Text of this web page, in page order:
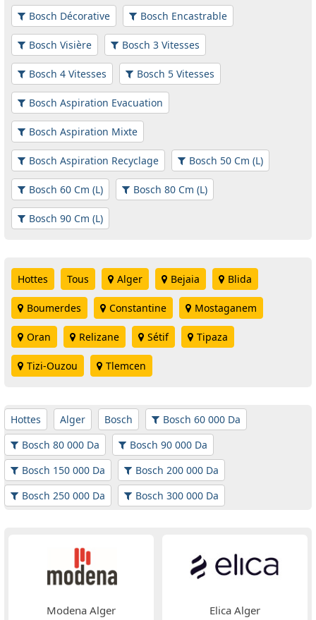
Bosch Décorative Bosch Encastrable
Bosch Visière Bosch 3 Vitesses
Bosch 4 Vitesses Bosch 5 Vitesses
Bosch Aspiration Evacuation
Bosch Aspiration Mixte
Bosch Aspiration Recyclage Bosch 50 Cm (L)
Bosch 60 Cm (L) Bosch 80 Cm (L)
Bosch 90 Cm (L)
Hottes Tous Alger Bejaia Blida
Boumerdes Constantine Mostaganem
Oran Relizane Sétif Tipaza
Tizi-Ouzou Tlemcen
Hottes Alger Bosch
Bosch 60 000 Da
Bosch 80 000 Da
Bosch 90 000 Da
Bosch 150 000 Da
Bosch 200 000 Da
Bosch 250 000 Da
Bosch 300 000 Da
Modena Alger Elica Alger